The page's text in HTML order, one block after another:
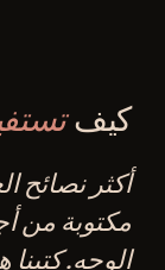
كيف
أكثر نصائح
مكتوبة من
الوجه.